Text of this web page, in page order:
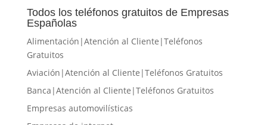
Todos los teléfonos gratuitos de Empresas
Españolas
Alimentación|Atención al Cliente|Teléfonos
Gratuitos
Aviación|Atención al Cliente|Teléfonos Gratuitos
Banca|Atención al Cliente|Teléfonos Gratuitos
Empresas automovilísticas